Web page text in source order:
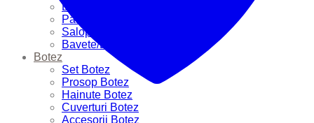
Body
Pantalonași
Salopete
Bavete/Batiste
Botez
Set Botez
Prosop Botez
Hainute Botez
Cuverturi Botez
Accesorii Botez